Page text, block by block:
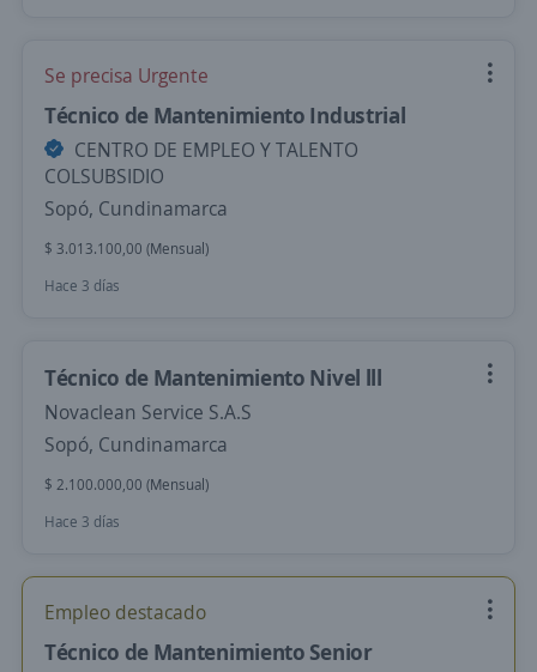
Se precisa Urgente
Técnico de Mantenimiento Industrial
CENTRO DE EMPLEO Y TALENTO
COLSUBSIDIO
Sopó, Cundinamarca
$ 3.013.100,00 (Mensual)
Hace 3 días
Técnico de Mantenimiento Nivel lll
Novaclean Service S.A.S
Sopó, Cundinamarca
$ 2.100.000,00 (Mensual)
Hace 3 días
Empleo destacado
Técnico de Mantenimiento Senior